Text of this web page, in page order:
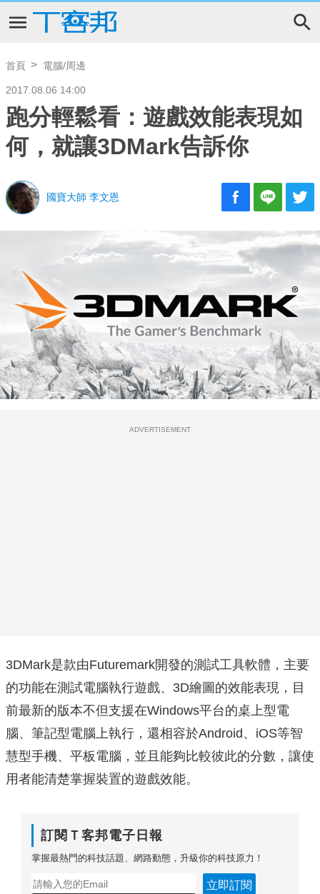
首頁 電腦/周邊
2017.08.06 14:00
跑分輕鬆看：遊戲效能表現如
何，就讓3DMark告訴你
國寶大師 李文恩
ADVERTISEMENT
3DMark是款由Futuremark開發的測試工具軟體，主要
的功能在測試電腦執行遊戲、3D繪圖的效能表現，目
前最新的版本不但支援在Windows平台的桌上型電
腦、筆記型電腦上執行，還相容於Android、iOS等智
慧型手機、平板電腦，並且能夠比較彼此的分數，讓使
用者能清楚掌握裝置的遊戲效能。
訂閱Ｔ客邦電子日報
掌握最熱門的科技話題、網路動態，升級你的科技原力！
立即訂閱